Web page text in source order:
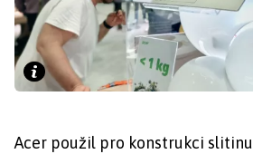
Acer použil pro konstrukci